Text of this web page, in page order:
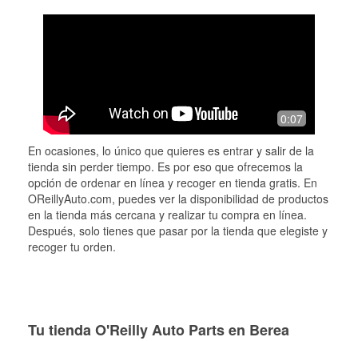
0:07
En ocasiones, lo único que quieres es entrar y salir de la
tienda sin perder tiempo. Es por eso que ofrecemos la
opción de ordenar en línea y recoger en tienda gratis. En
OReillyAuto.com, puedes ver la disponibilidad de productos
en la tienda más cercana y realizar tu compra en línea.
Después, solo tienes que pasar por la tienda que elegiste y
recoger tu orden.
Tu tienda O'Reilly Auto Parts en Berea